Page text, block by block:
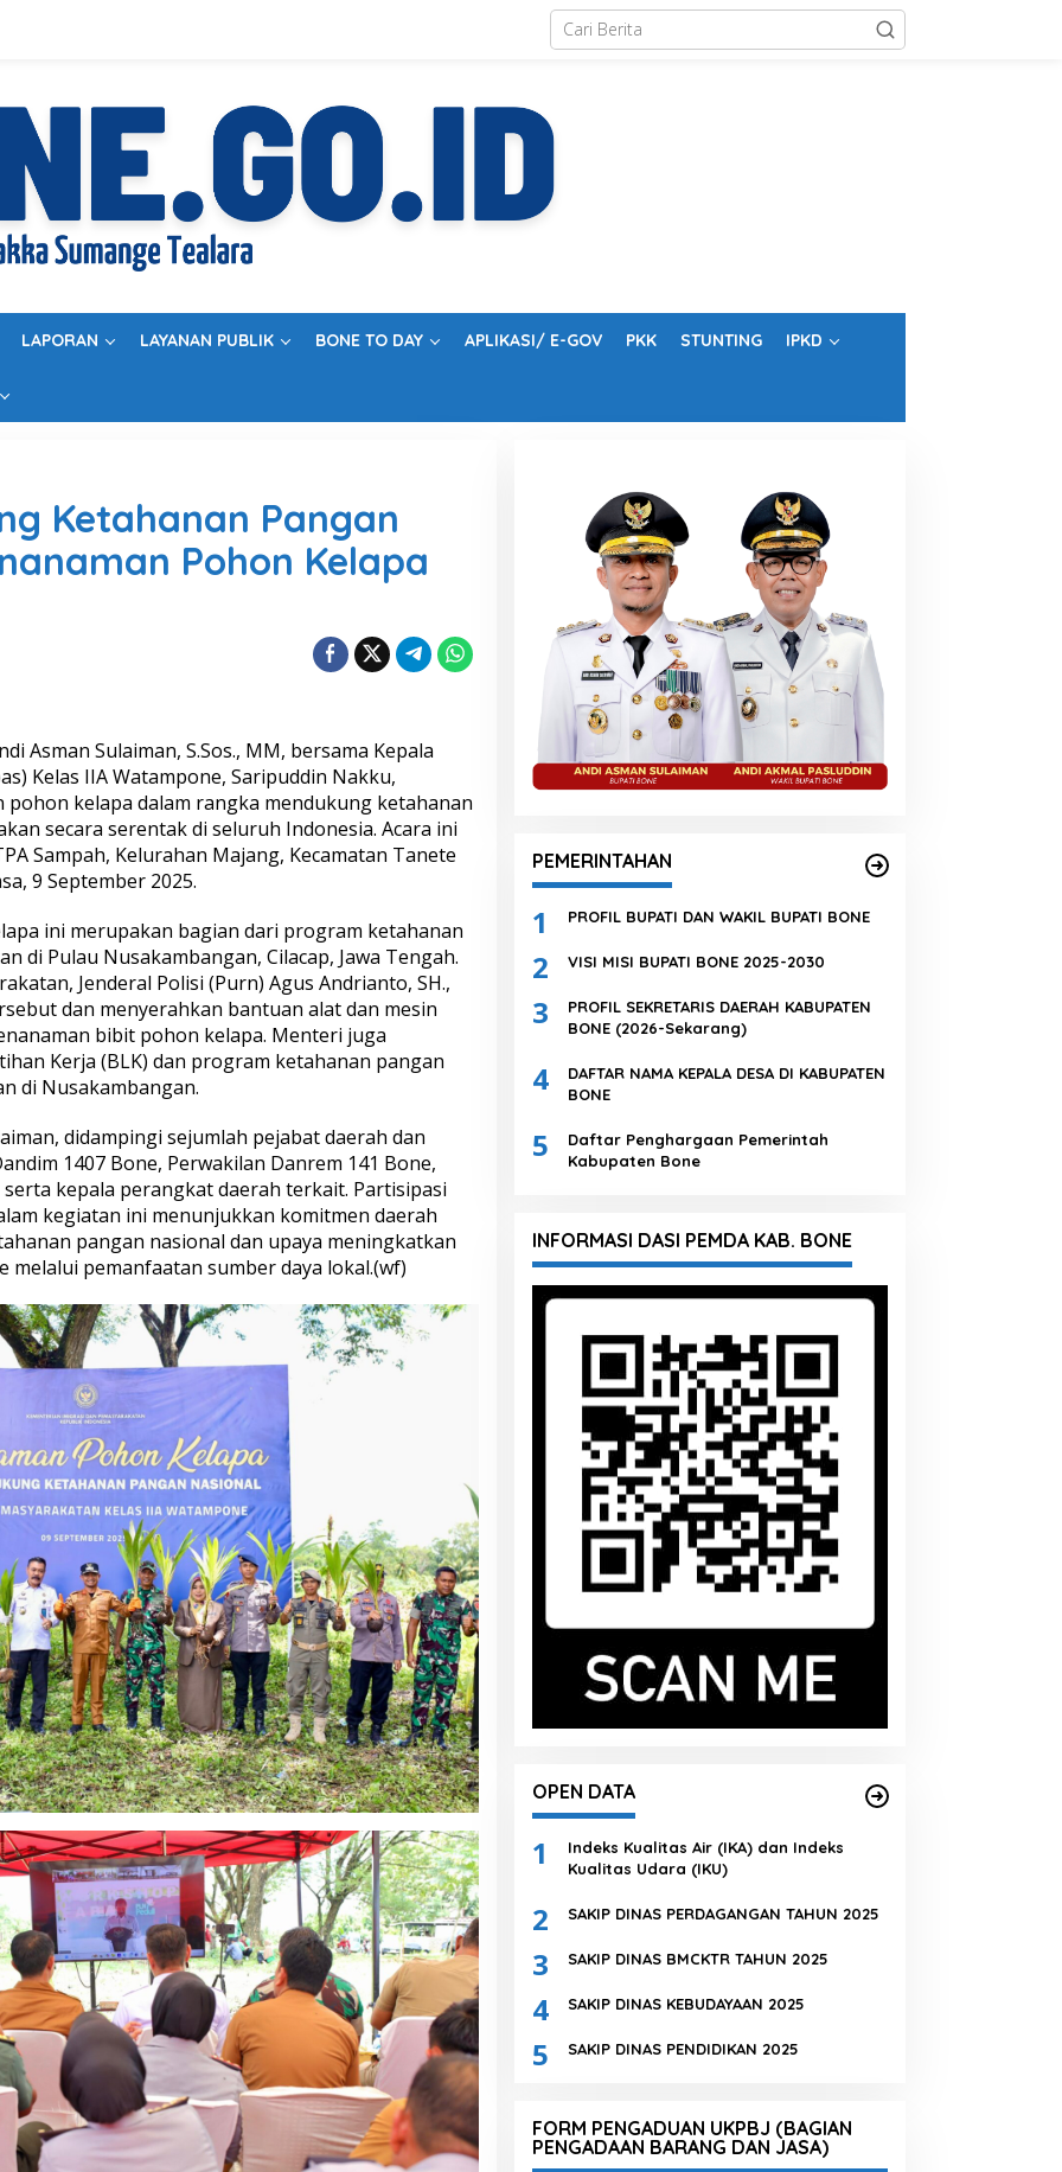
LAPORAN LAYANAN PUBLIK BONE TO DAY APLIKASI/ E-GOV PKK STUNTING IPKD
Ketahanan Pangan
Pohon Kelapa
Asman Sulaiman, S.Sos., MM, bersama Kepala
Kelas IIA Watampone, Saripuddin Nakku,
kelapa dalam rangka mendukung ketahanan
secara serentak di seluruh Indonesia. Acara ini
Sampah, Kelurahan Majang, Kecamatan Tanete
9 September 2025.
ini merupakan bagian dari program ketahanan
di Pulau Nusakambangan, Cilacap, Jawa Tengah.
Jenderal Polisi (Purn) Agus Andrianto, SH.,
dan menyerahkan bantuan alat dan mesin
bibit pohon kelapa. Menteri juga
Kerja (BLK) dan program ketahanan pangan
di Nusakambangan.
didampingi sejumlah pejabat daerah dan
1407 Bone, Perwakilan Danrem 141 Bone,
kepala perangkat daerah terkait. Partisipasi
kegiatan ini menunjukkan komitmen daerah
pangan nasional dan upaya meningkatkan
melalui pemanfaatan sumber daya lokal.(wf)
PEMERINTAHAN
1 PROFIL BUPATI DAN WAKIL BUPATI BONE
2 VISI MISI BUPATI BONE 2025-2030
3
PROFIL SEKRETARIS DAERAH KABUPATEN
BONE (2026-Sekarang)
4
DAFTAR NAMA KEPALA DESA DI KABUPATEN
BONE
5
Daftar Penghargaan Pemerintah
Kabupaten Bone
INFORMASI DASI PEMDA KAB. BONE
OPEN DATA
1
Indeks Kualitas Air (IKA) dan Indeks
Kualitas Udara (IKU)
2 SAKIP DINAS PERDAGANGAN TAHUN 2025
3 SAKIP DINAS BMCKTR TAHUN 2025
4 SAKIP DINAS KEBUDAYAAN 2025
5 SAKIP DINAS PENDIDIKAN 2025
FORM PENGADUAN UKPBJ (BAGIAN
PENGADAAN BARANG DAN JASA)